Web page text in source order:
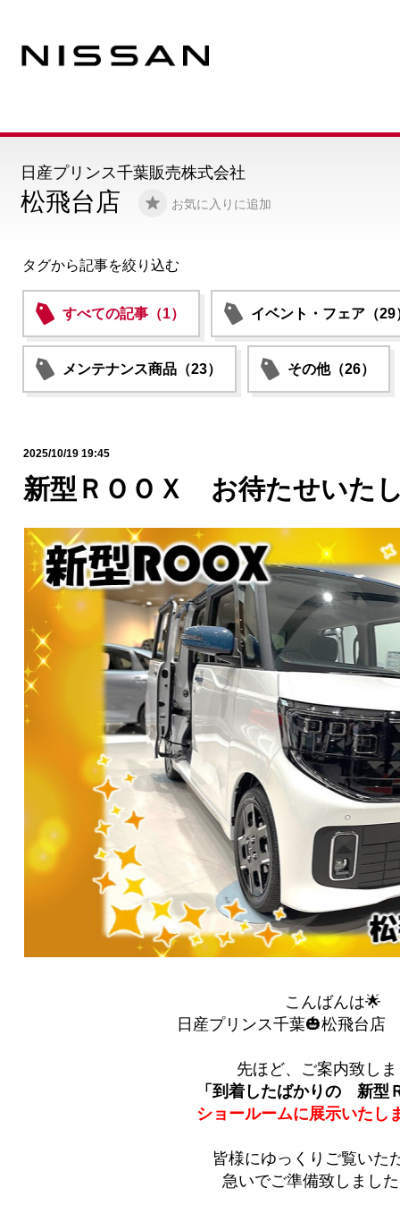
松飛台店 お気に入りに追加
日産プリンス千葉販売株式会社
タグから記事を絞り込む
すべての記事（1） イベント・フェア（29
メンテナンス商品（23） その他（26）
2025/10/19 19:45
新型ＲＯＯＸ お待たせいた
こんばんは🌟
日産プリンス千葉🎃松飛台店
先ほど、ご案内致し
「到着したばかりの 新型
ショールームに展示いたし
皆様にゆっくりご覧いた
急いでご準備致しまし